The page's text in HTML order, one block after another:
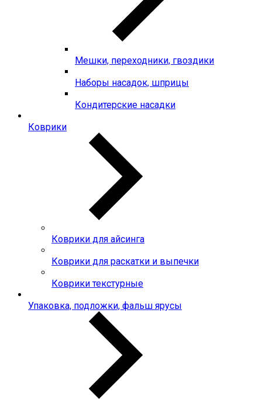
Мешки, переходники, гвоздики
Наборы насадок, шприцы
Кондитерские насадки
Коврики
Коврики для айсинга
Коврики для раскатки и выпечки
Коврики текстурные
Упаковка, подложки, фальш ярусы